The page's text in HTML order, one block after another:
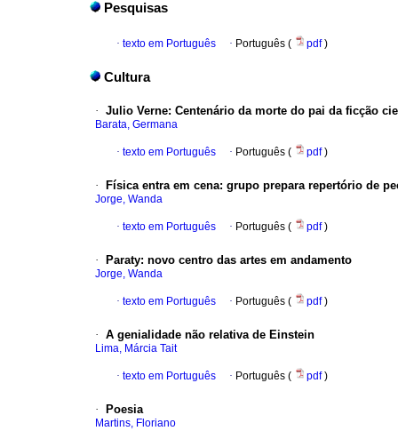
Pesquisas
· texto em Português · Português ( pdf)
Cultura
· Julio Verne: Centenário da morte do pai da ficção
Barata, Germana
· texto em Português · Português ( pdf)
· Físicaentra em cena: grupo prepara repertório de
Jorge, Wanda
· texto em Português · Português ( pdf)
· Paraty: novo centro das artes em andamento
Jorge, Wanda
· texto em Português · Português ( pdf)
· A genialidade não relativa de Einstein
Lima, Márcia Tait
· texto em Português · Português ( pdf)
· Poesia
Martins, Floriano